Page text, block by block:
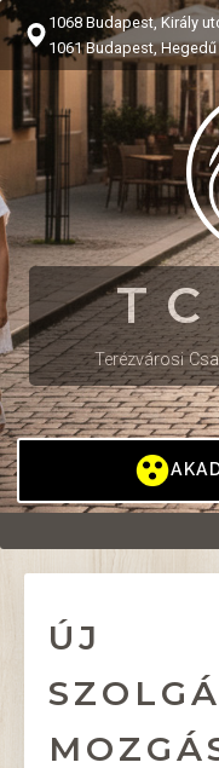
1068 Budapest, Király
1061 Budapest,
Terézvárosi
ÚJ